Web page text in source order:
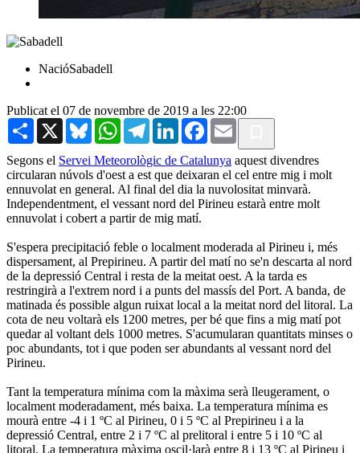
NacióSabadell
Publicat el 07 de novembre de 2019 a les 22:00
Share X BlueskyWhatsAppTelegramLinkedInFacebook
Email
Segons el Servei Meteorològic de Catalunya aquest divendres
circularan núvols d'oest a est que deixaran el cel entre mig i molt
ennuvolat en general. Al final del dia la nuvolositat minvarà.
Independentment, el vessant nord del Pirineu estarà entre molt
ennuvolat i cobert a partir de mig matí.
S'espera precipitació feble o localment moderada al Pirineu i, més
dispersament, al Prepirineu. A partir del matí no se'n descarta al nord
de la depressió Central i resta de la meitat oest. A la tarda es
restringirà a l'extrem nord i a punts del massís del Port. A banda, de
matinada és possible algun ruixat local a la meitat nord del litoral. La
cota de neu voltarà els 1200 metres, per bé que fins a mig matí pot
quedar al voltant dels 1000 metres. S'acumularan quantitats minses o
poc abundants, tot i que poden ser abundants al vessant nord del
Pirineu.
Tant la temperatura mínima com la màxima serà lleugerament, o
localment moderadament, més baixa. La temperatura mínima es
mourà entre -4 i 1 ºC al Pirineu, 0 i 5 ºC al Prepirineu i a la
depressió Central, entre 2 i 7 ºC al prelitoral i entre 5 i 10 ºC al
litoral. La temperatura màxima oscil·larà entre 8 i 13 ºC al Pirineu i